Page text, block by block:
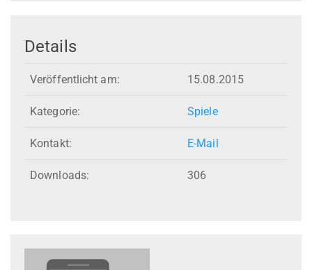
Details
Veröffentlicht am: 15.08.2015
Kategorie: Spiele
Kontakt: E-Mail
Downloads: 306